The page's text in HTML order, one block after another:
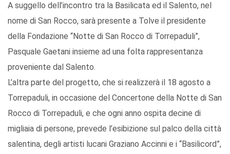
A suggello dell’incontro tra la Basilicata ed il Salento, nel
nome di San Rocco, sarà presente a Tolve il presidente
della Fondazione “Notte di San Rocco di Torrepaduli”,
Pasquale Gaetani insieme ad una folta rappresentanza
proveniente dal Salento.
L’altra parte del progetto, che si realizzerà il 18 agosto a
Torrepaduli, in occasione del Concertone della Notte di San
Rocco di Torrepaduli, e che ogni anno ospita decine di
migliaia di persone, prevede l’esibizione sul palco della città
salentina, degli artisti lucani Graziano Accinni e i “Basilicord”,